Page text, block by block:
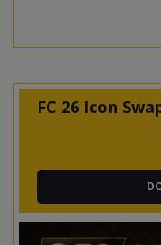
FC 26 Icon